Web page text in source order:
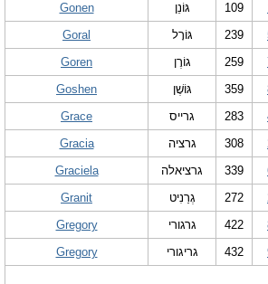
Celebs B. DaysNew!
Numerology
Add Name
Contact Us
Gonen גּוֹנֵן 109
Goral
גּוֹרָל 239
Goren
גוֹרֶן 259
Goshen
גּוֹשֶׁן 359
Grace
גרייס 283
Gracia
גרציה 308
Graciela
גרציאלה 339
Granit
גְרַנִיט 272
Gregory
גרגורי 422
Gregory
גריגורי 432